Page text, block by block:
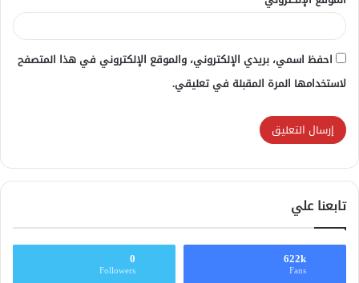
احفظ اسمي، بريدي الإلكتروني، والموقع الإلكتروني في هذا المتصفح
لاستخدامها المرة المقبلة في تعليقي.
تابعنا علي
622k
Fans
0
Followers